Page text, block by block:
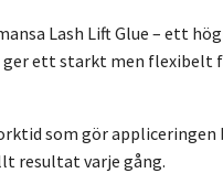
Lash Lift Glue – ett
ett starkt men flexibelt
som gör appliceringen
resultat varje gång.